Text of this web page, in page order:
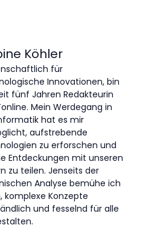
Köhler
für
Innovationen, bin
fünf Jahren Redakteurin
Mein Werdegang in
hat es mir
aufstrebende
zu erforschen und
Entdeckungen mit unseren
zu teilen. Jenseits der
Analyse bemühe ich
komplexe Konzepte
und fesselnd für alle